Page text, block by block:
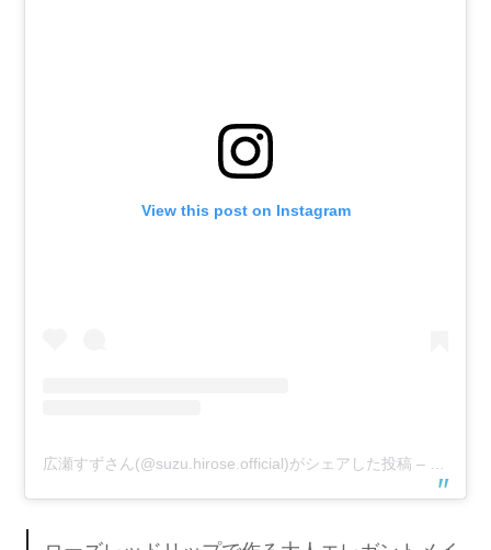
View this post on Instagram
広瀬すずさん(@suzu.hirose.official)がシェアした投稿 –